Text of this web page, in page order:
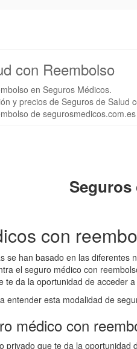
con Reembolso
en Seguros Médicos.
y precios de Seguros de Salud
de
Seguros
con
se han basado en las
el seguro médico con
te da la oportunidad de acceder
entender esta modalidad de
médico con
privado que te da la